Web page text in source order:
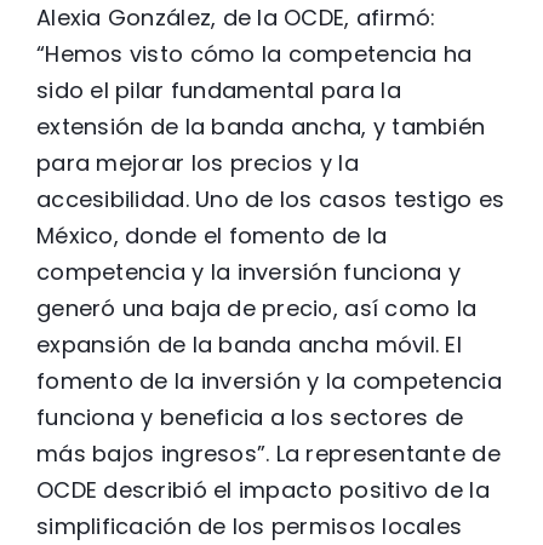
Alexia González, de la OCDE, afirmó:
“Hemos visto cómo la competencia ha
sido el pilar fundamental para la
extensión de la banda ancha, y también
para mejorar los precios y la
accesibilidad. Uno de los casos testigo es
México, donde el fomento de la
competencia y la inversión funciona y
generó una baja de precio, así como la
expansión de la banda ancha móvil. El
fomento de la inversión y la competencia
funciona y beneficia a los sectores de
más bajos ingresos”. La representante de
OCDE describió el impacto positivo de la
simplificación de los permisos locales